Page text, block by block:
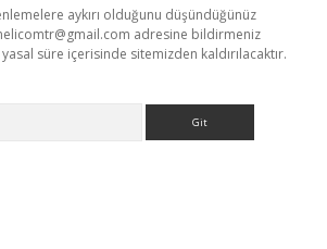
aykırı olduğunu düşündüğünüz
adresine bildirmeniz
süre içerisinde sitemizden kaldırılacaktır.